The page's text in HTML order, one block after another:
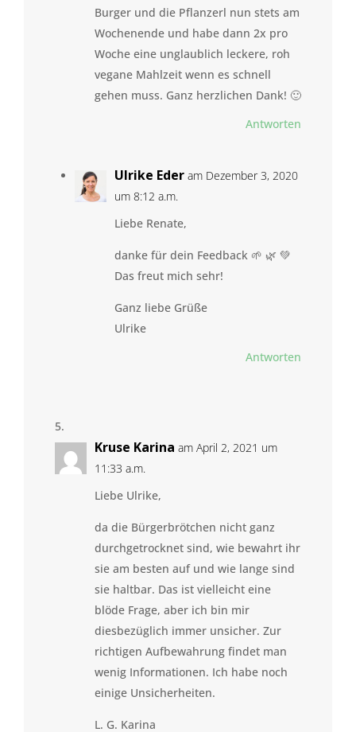
Burger und die Pflanzerl nun stets am
Wochenende und habe dann 2x pro
Woche eine unglaublich leckere, roh
vegane Mahlzeit wenn es schnell
gehen muss. Ganz herzlichen Dank! 🙂
Antworten
Ulrike Eder am Dezember 3, 2020
um 8:12 a.m.
Liebe Renate,
danke für dein Feedback 🌱 🌿 💚
Das freut mich sehr!
Ganz liebe Grüße
Ulrike
Antworten
Kruse Karina am April 2, 2021 um
11:33 a.m.
Liebe Ulrike,
da die Bürgerbrötchen nicht ganz
durchgetrocknet sind, wie bewahrt ihr
sie am besten auf und wie lange sind
sie haltbar. Das ist vielleicht eine
blöde Frage, aber ich bin mir
diesbezüglich immer unsicher. Zur
richtigen Aufbewahrung findet man
wenig Informationen. Ich habe noch
einige Unsicherheiten.
L. G. Karina